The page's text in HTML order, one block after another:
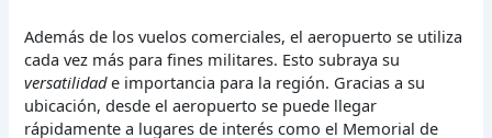
Además de los vuelos comerciales, el aeropuerto se utiliza
cada vez más para fines militares. Esto subraya su
versatilidade importancia para la región. Gracias a su
ubicación, desde el aeropuerto se puede llegar
rápidamente a lugares de interés como el Memorial de